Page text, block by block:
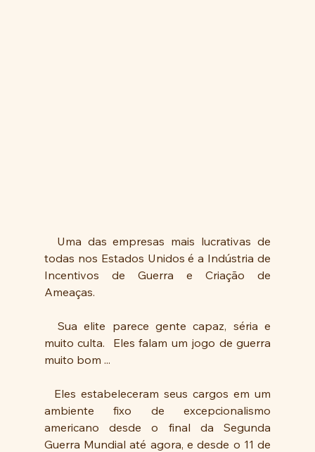
todas nos Estados Unidos é a Indústria de
Incentivos de Guerra e Criação de
Ameaças.
muito culta.  Eles falam um jogo de guerra
muito bom ...
ambiente fixo de excepcionalismo
americano desde o final da Segunda
Guerra Mundial até agora, e desde o 11 de